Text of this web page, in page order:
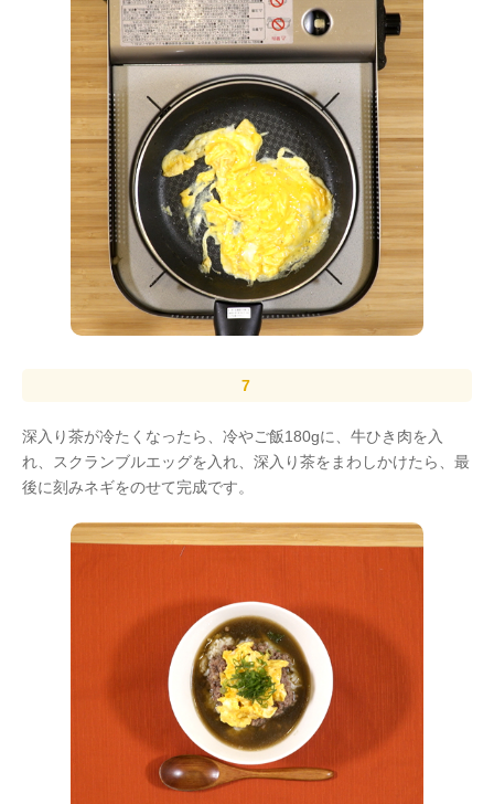
深入り茶が冷たくなったら、冷やご飯180gに、牛ひき肉を入
れ、スクランブルエッグを入れ、深入り茶をまわしかけたら、最
後に刻みネギをのせて完成です。